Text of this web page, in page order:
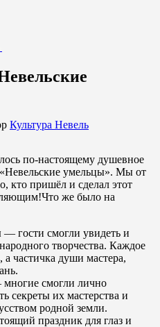
Культура Невель
по‑настоящему душевное
умельцы». Мы от
кто пришёл и сделал этот
же было на
гости смогли увидеть и
творчества. Каждое
частичка души мастера,
смогли лично
секреты их мастерства и
родной земли.
праздник для глаз и